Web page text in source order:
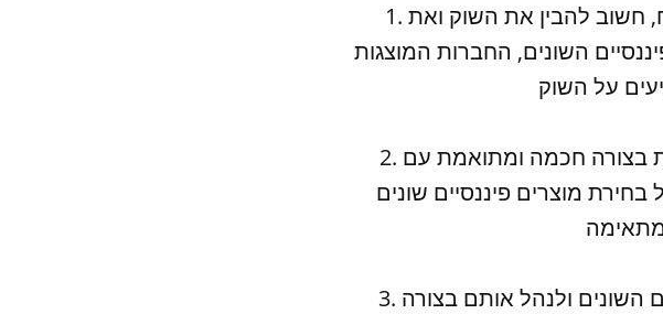
1. הבנה עמיקה של השוק: כדי להיות משקיע מוצלח, חשוב להבין את השוק ואת
השונים, החברות המוצגות
2. תכנון תיק השקעות: חשוב לתכנן את תיק השקעות בצורה חכמה ומתואמת עם
מוצרים פיננסיים שונים
3. ניהול סיכונים: חשוב להבין את הסיכונים הפיננסיים השונים ולנהל אותם בצורה